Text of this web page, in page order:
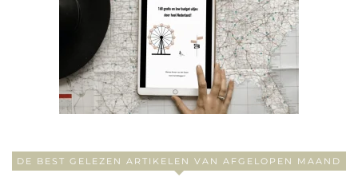
DE BEST GELEZEN ARTIKELEN VAN AFGELOPEN MAAND